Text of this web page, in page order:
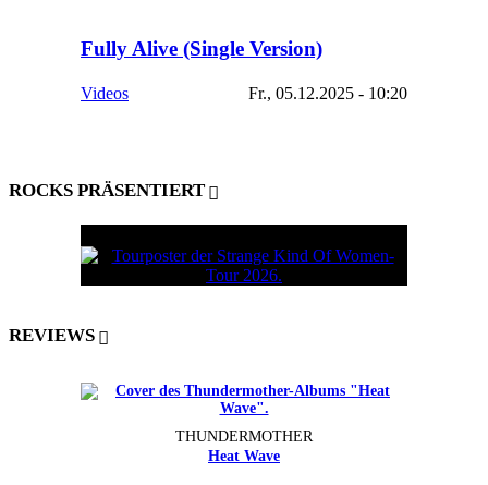
Fully Alive (Single Version)
Videos Fr., 05.12.2025 - 10:20
ROCKS PRÄSENTIERT
REVIEWS
THUNDERMOTHER
Heat Wave